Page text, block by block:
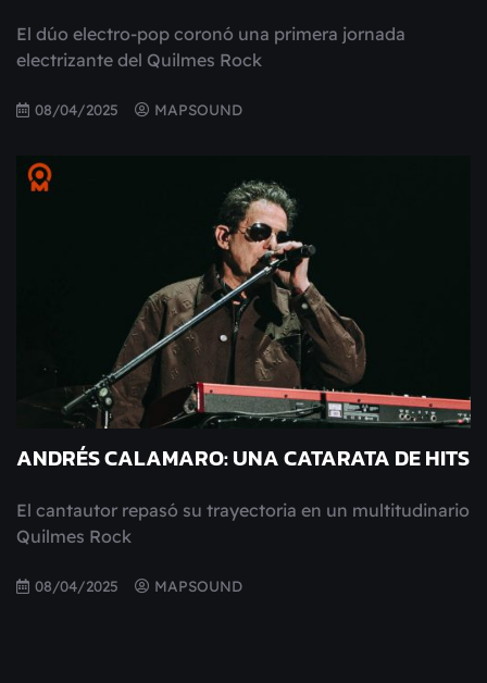
El dúo electro-pop coronó una primera jornada
electrizante del Quilmes Rock
08/04/2025 MAPSOUND
ANDRÉS CALAMARO: UNA CATARATA DE HITS
El cantautor repasó su trayectoria en un multitudinario
Quilmes Rock
08/04/2025 MAPSOUND